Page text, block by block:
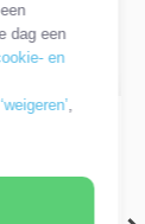
dag een
en
‘weigeren’,